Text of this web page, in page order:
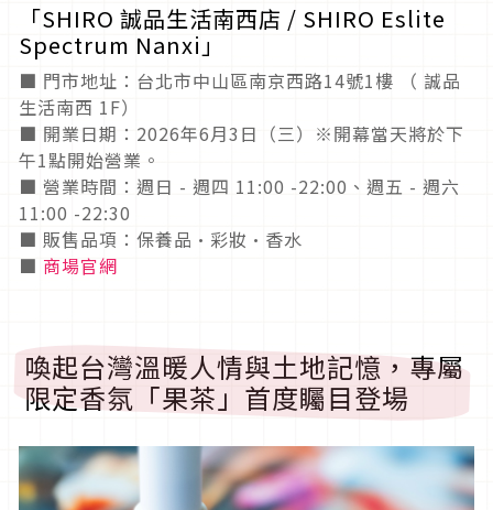
「SHIRO 誠品生活南西店 / SHIRO Eslite
Spectrum Nanxi」
■ 門市地址：台北市中山區南京西路14號1樓 （ 誠品
生活南西 1F）
■ 開業日期：2026年6月3日（三）※開幕當天將於下
午1點開始營業。
■ 營業時間：週日 - 週四 11:00 -22:00、週五 - 週六
11:00 -22:30
■ 販售品項：保養品·彩妝·香水
■ 商場官網
喚起台灣溫暖人情與土地記憶，專屬
限定香氛「果茶」首度矚目登場